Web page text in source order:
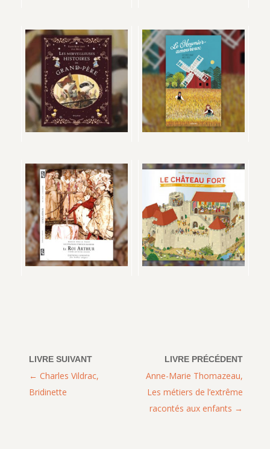
Anne-Marie Thomazeau,
Les métiers de l’extrême
racontés aux enfants
Charles Vildrac,
Bridinette